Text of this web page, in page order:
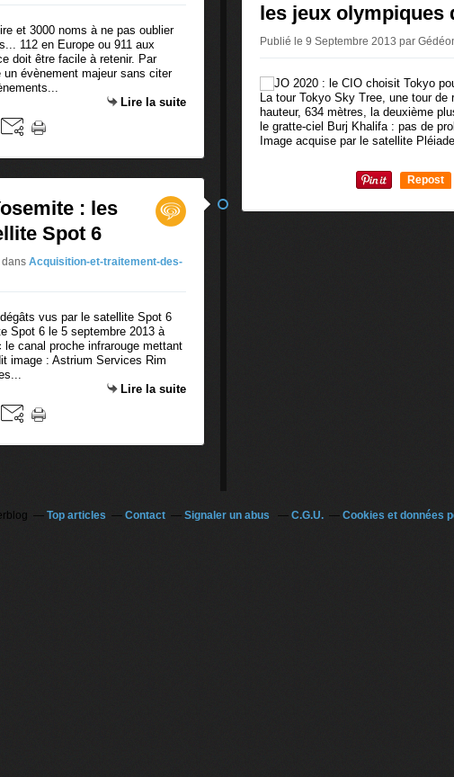
112 en Europe ou 911 aux
doit être facile à retenir. Par
un évènement majeur sans citer
Lire la suite
: les
Spot 6
dans Acquisition-et-traitement-des-
Spot 6 le 5 septembre 2013 à
canal proche infrarouge mettant
image : Astrium Services Rim
Lire la suite
les jeux olympiques
Publié le 9 Septembre 2013 par
La tour Tokyo Sky Tree, une tour
hauteur, 634 mètres, la deuxième
le gratte-ciel Burj Khalifa : pas de
Image acquise par le satellite
Repost
Top articles Contact Signaler un abus C.G.U. Cookies et données